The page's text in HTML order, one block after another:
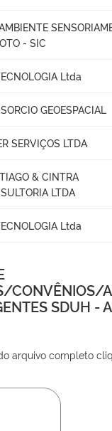
- SIC
Ltda
GEOESPACIAL
SERVIÇOS LTDA
& CINTRA
LTDA
Ltda
CONVÊNIOS/
SDUH -
arquivo completo